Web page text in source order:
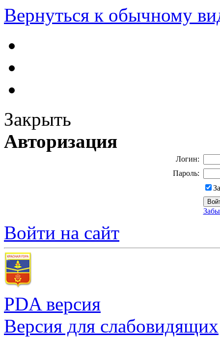
Вернуться к обычному
Закрыть
Авторизация
Логин:
Пароль:
Войти на сайт
PDA версия
Версия для слабовидящих